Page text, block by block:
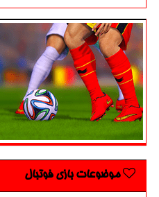
موضوعات بازی فوتبال